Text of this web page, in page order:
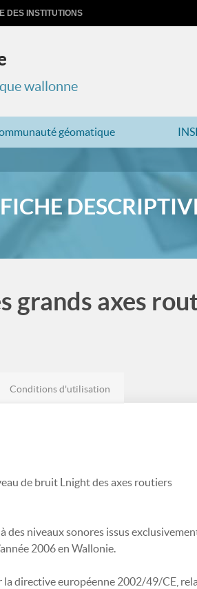
DES INSTITUTIONS
wallonne
géomatique
FICHE
grands axes
Conditions d'utilisation
de bruit Lnight des axes routiers
des niveaux sonores issus
2006 en Wallonie.
la directive européenne 2002/49/CE,